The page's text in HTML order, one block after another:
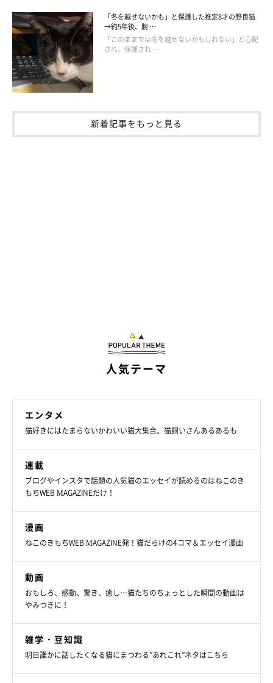
@m0n_ga
それから月日は流れ、もんがくんはおとなの猫になりました。体
は大きくなったけれど、クリクリでちょっと垂れた目は子猫時代
のままなのだとか。
「ベビーフェイス」なもんがくんに飼い主さん夫婦はメロメロだ
そうで、「『いつまでたっても赤ちゃん』と、我が家では永遠に
@m0n_ga
そんなもんがくんは、賢くて気遣いができる優しいコに成長した
とのこと。また、甘えん坊なところもあるけれど、「ちょっとツ
ンデレ気質」だといい、日常ではこんな姿が見られるそうです。
飼い主さん：
「私と夫のふたりがいる空間だと、甘えているところをどちらか
っぽをピンと立てて、足に触れるか触れないかくらいの感じでス
リッ……としてくるのが、もんくん流の甘え方みたいです。
冬場でさらに甘えたいモードのときは、布団をかぶっている人の
ところに来て『ボクも入れてくれ～』と要求し、クンクン・ホリ
ホリしてくることも。
「冬を越せないかも」と保護した推定8才の野良猫
→約5年後、腕 …
「このままでは冬を越せないかもしれない」と心配
され、保護され …
新着記事をもっと見る
人気テーマ
エンタメ
猫好きにはたまらないかわいい猫大集合。猫飼いさんあるあるも
連載
ブログやインスタで話題の人気猫のエッセイが読めるのはねこのき
もちWEB MAGAZINEだけ！
漫画
ねこのきもちWEB MAGAZINE発！猫だらけの4コマ＆エッセイ漫画
動画
おもしろ、感動、驚き、癒し…猫たちのちょっとした瞬間の動画は
やみつきに！
雑学・豆知識
明日誰かに話したくなる猫にまつわる”あれこれ”ネタはこちら